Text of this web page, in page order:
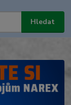
Hledat